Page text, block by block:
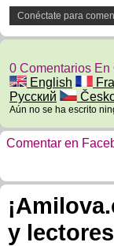
Conéctate para
0 Comentarios En
English
Русский
Aún no se ha escrito
Comentar en
y